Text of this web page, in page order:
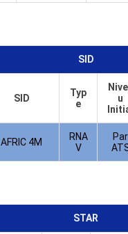
SID
SID
Typ
e
u
AFRIC 4M
RNA
V
Par
STAR